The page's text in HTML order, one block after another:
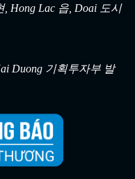
, Hong Lac 읍, Doai 도시
Duong 기획투자부 발